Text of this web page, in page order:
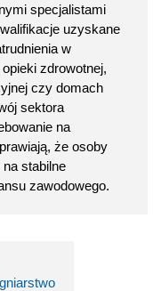
specjalistami
uzyskane
w
zdrowotnej,
czy domach
sektora
na
że osoby
stabilne
zawodowego.